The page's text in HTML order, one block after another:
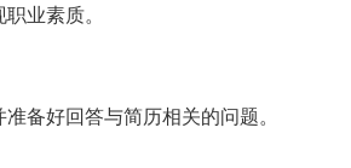
业素质。
备好回答与简历相关的问题。